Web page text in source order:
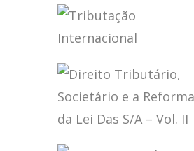
DIREITO
TRIBUTÁRIO,
SOCIETÁRIO E A
DAS S/A – VOL. IV
TRIBUTAÇÃO
INTERNACIONAL